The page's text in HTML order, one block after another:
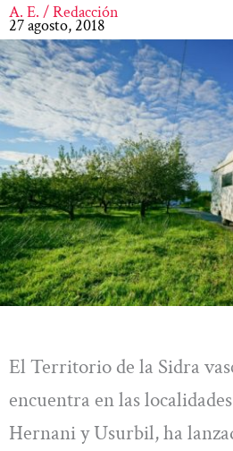
A. E. / Redacción
27 agosto, 2018
El Territorio de la Sidra
encuentra en las
Hernani y Usurbil, ha